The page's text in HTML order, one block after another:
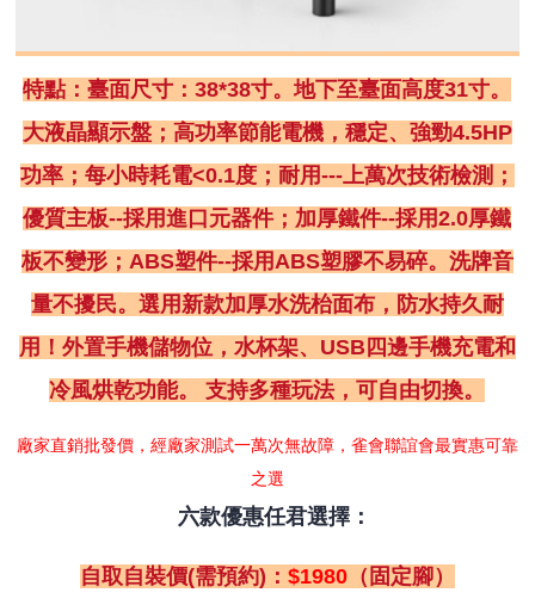
特點：臺面尺寸：38*38寸。地下至臺面高度31寸。
大液晶顯示盤；高功率節能電機，穩定、強勁4.5HP
功率；每小時耗電<0.1度；耐用---上萬次技術檢測；
優質主板--採用進口元器件；加厚鐵件--採用2.0厚鐵
板不變形；ABS塑件--採用ABS塑膠不易碎。洗牌音
量不擾民。選用新款加厚水洗枱面布，防水持久耐
用！外置手機儲物位，水杯架、USB四邊手機充電和
冷風烘乾功能。 支持多種玩法，可自由切換。
廠家直銷批發價，經廠家測試一萬次無故障，雀會聯誼會最實惠可靠
之選
六款優惠任君選擇：
自取自裝價(需預約)： $1980（固定腳）